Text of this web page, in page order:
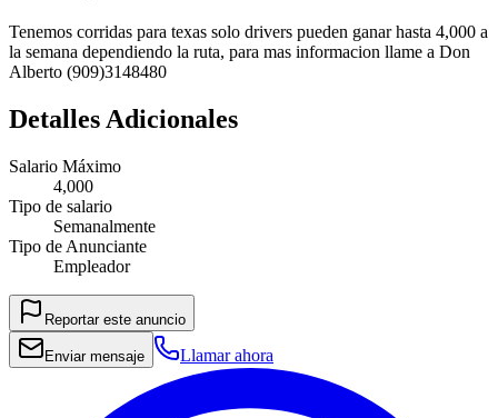
Tenemos corridas para texas solo drivers pueden ganar hasta 4,000 a
la semana dependiendo la ruta, para mas informacion llame a Don
Alberto (909)3148480
Detalles Adicionales
Salario Máximo
4,000
Tipo de salario
Semanalmente
Tipo de Anunciante
Empleador
Reportar este anuncio
Enviar mensaje Llamar ahora